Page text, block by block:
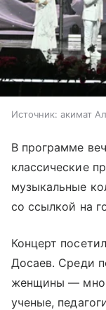
Источник: акимат
В программе
классические
музыкальные
со ссылкой на
Концерт
Досаев. Среди
женщины —
ученые,